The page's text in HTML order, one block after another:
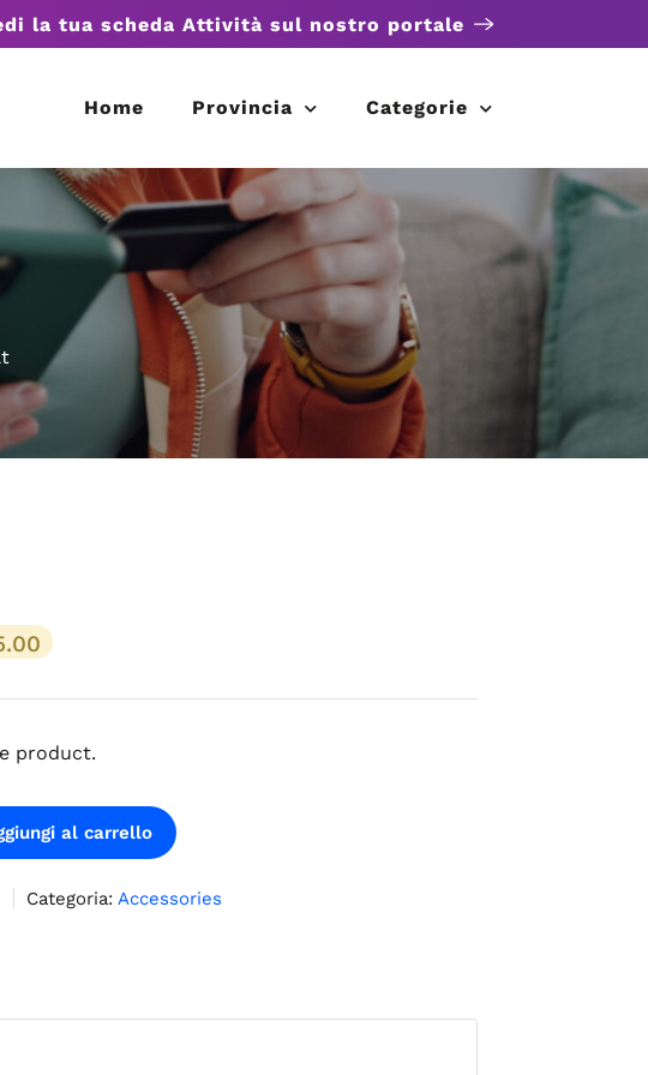
la tua scheda Attività sul nostro portale
Home Provincia Categorie
product.
al carrello
Categoria:Accessories